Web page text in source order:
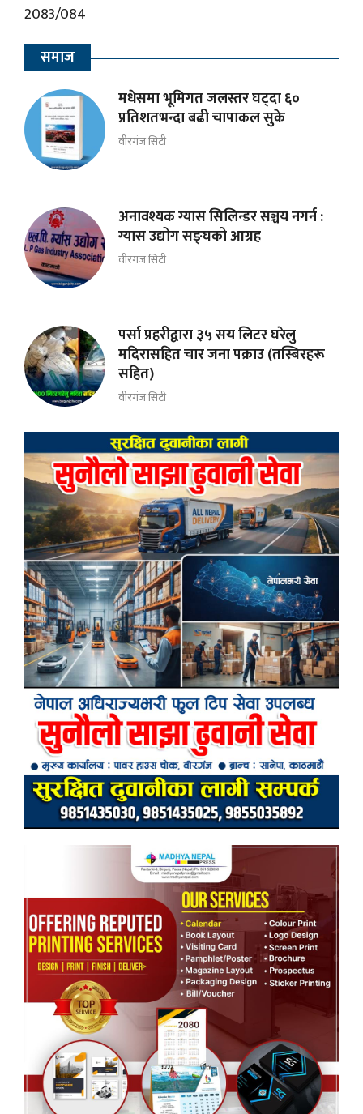
समाज
मधेसमा भूमिगत जलस्तर घट्दा ६०
प्रतिशतभन्दा बढी चापाकल सुके
वीरगंज सिटी
अनावश्यक ग्यास सिलिन्डर सञ्चय नगर्न :
ग्यास उद्योग सङ्घको आग्रह
वीरगंज सिटी
पर्सा प्रहरीद्वारा ३५ सय लिटर घरेलु
मदिरासहित चार जना पक्राउ (तस्बिरहरू
सहित)
वीरगंज सिटी